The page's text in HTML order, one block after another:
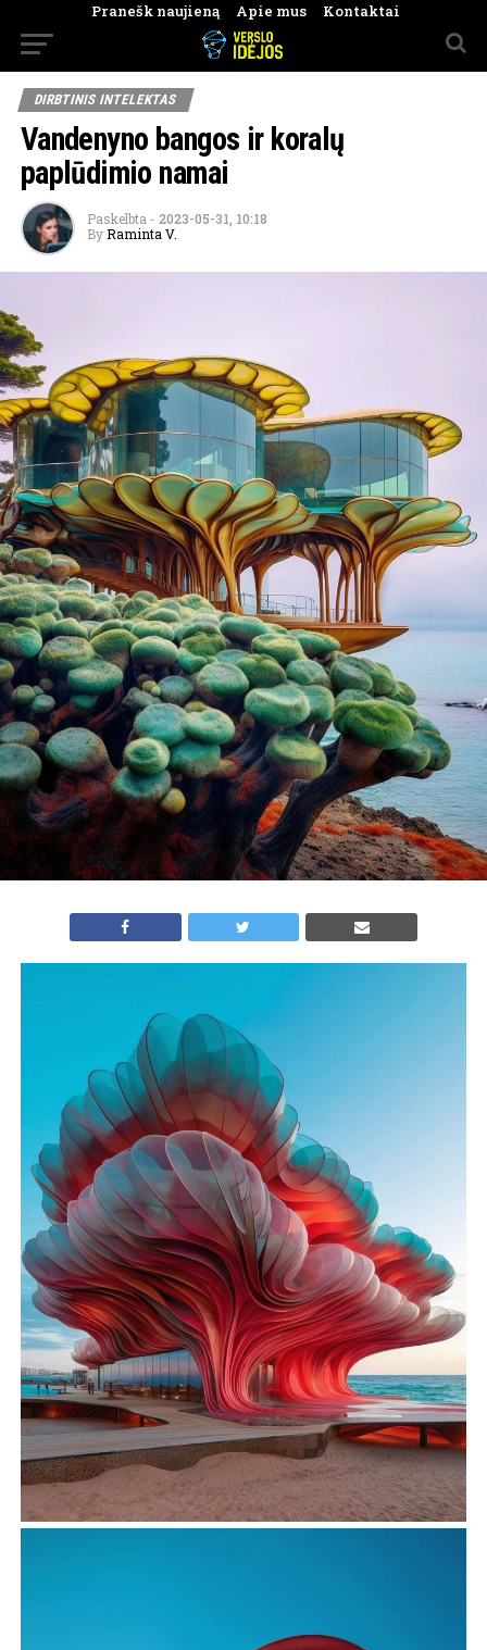
Pranešk naujieną Apie mus Kontaktai
DIRBTINIS INTELEKTAS
Vandenyno bangos ir koralų
paplūdimio namai
Paskelbta - 2023-05-31, 10:18
By Raminta V.